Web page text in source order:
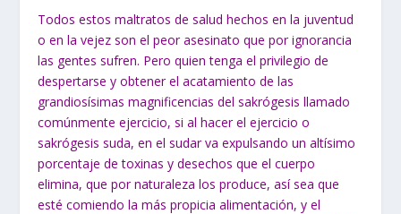
Todos estos maltratos de salud hechos en la juventud
o en la vejez son el peor asesinato que por ignorancia
las gentes sufren. Pero quien tenga el privilegio de
despertarse y obtener el acatamiento de las
grandiosísimas magnificencias del sakrógesis llamado
comúnmente ejercicio, si al hacer el ejercicio o
sakrógesis suda, en el sudar va expulsando un altísimo
porcentaje de toxinas y desechos que el cuerpo
elimina, que por naturaleza los produce, así sea que
esté comiendo la más propicia alimentación, y el